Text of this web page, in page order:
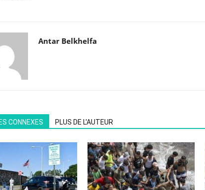
Antar Belkhelfa
CONNEXES PLUS DE L'AUTEUR